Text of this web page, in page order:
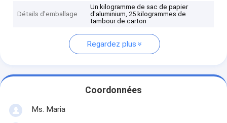
Détails d'emballage
Un kilogramme de sac de papier
d'aluminium, 25 kilogrammes de
tambour de carton
Regardez plus
Coordonnées
Ms. Maria